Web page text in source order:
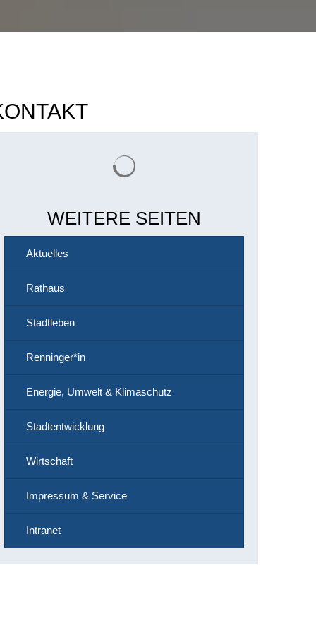
WEITERE SEITEN
Aktuelles
Rathaus
Stadtleben
Renninger*in
Energie, Umwelt & Klimaschutz
Stadtentwicklung
Wirtschaft
Impressum & Service
Intranet